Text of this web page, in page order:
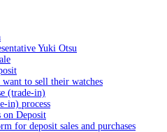
Yuki Otsu
to sell their watches
(trade-in)
in) process
on Deposit
for deposit sales and purchases